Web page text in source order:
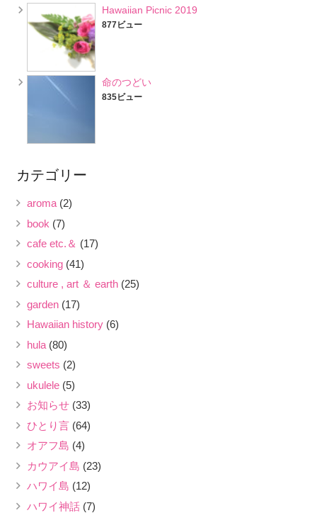
Hawaiian Picnic 2019
877ビュー
命のつどい
835ビュー
カテゴリー
aroma(2)
book (7)
cafe etc.＆ (17)
cooking(41)
culture , art ＆ earth(25)
garden(17)
Hawaiian history(6)
hula(80)
sweets (2)
ukulele(5)
お知らせ(33)
ひとり言(64)
オアフ島 (4)
カウアイ島 (23)
ハワイ島 (12)
ハワイ神話(7)